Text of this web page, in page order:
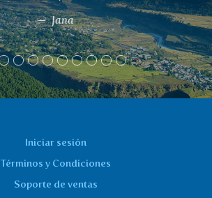
Jana
Iniciar sesión
Términos y Condiciones
Soporte de ventas